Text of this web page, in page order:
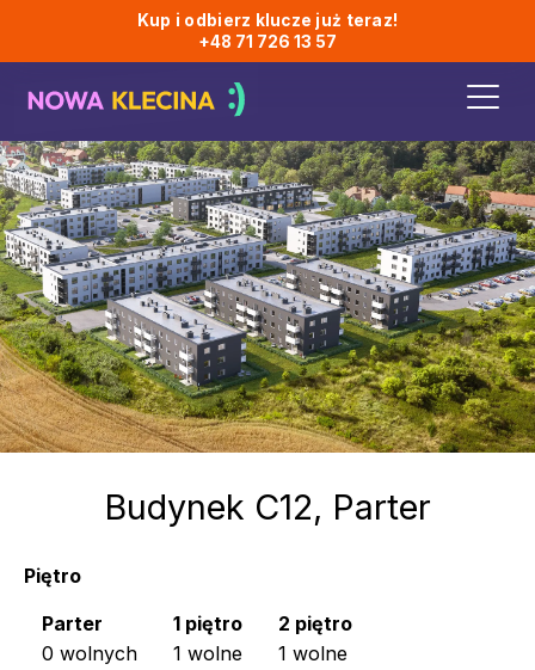
Kup i odbierz klucze już teraz!
+48 71 726 13 57
Budynek C12, Parter
Piętro
Parter
0 wolnych
1 piętro
1 wolne
2 piętro
1 wolne